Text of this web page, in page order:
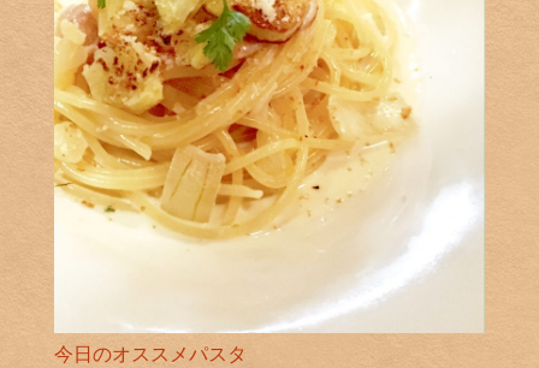
今日のオススメパスタ